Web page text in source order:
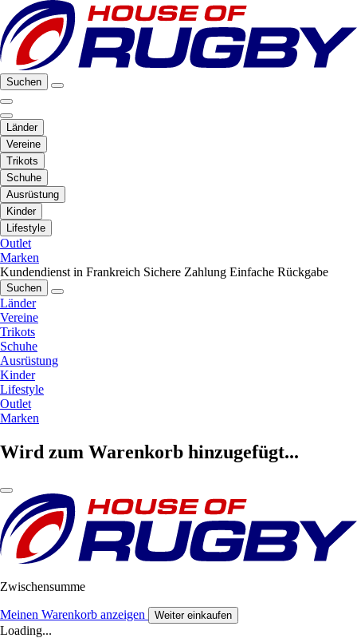
Suchen
Länder
Vereine
Trikots
Schuhe
Ausrüstung
Kinder
Lifestyle
Outlet
Marken
Kundendienst in Frankreich Sichere Zahlung Einfache Rückgabe
Suchen
Länder
Vereine
Trikots
Schuhe
Ausrüstung
Kinder
Lifestyle
Outlet
Marken
Wird zum Warenkorb hinzugefügt...
Zwischensumme
Meinen Warenkorb anzeigen Weiter einkaufen
Loading...